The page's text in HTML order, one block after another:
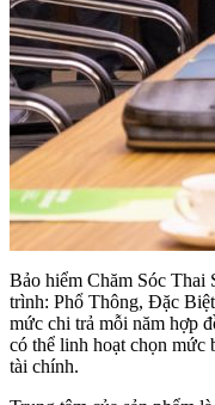
Bảo hiểm Chăm Sóc Thai
trình: Phổ Thông, Đặc
mức chi trả mỗi năm hợp
có thể linh hoạt chọn mức
tài chính.